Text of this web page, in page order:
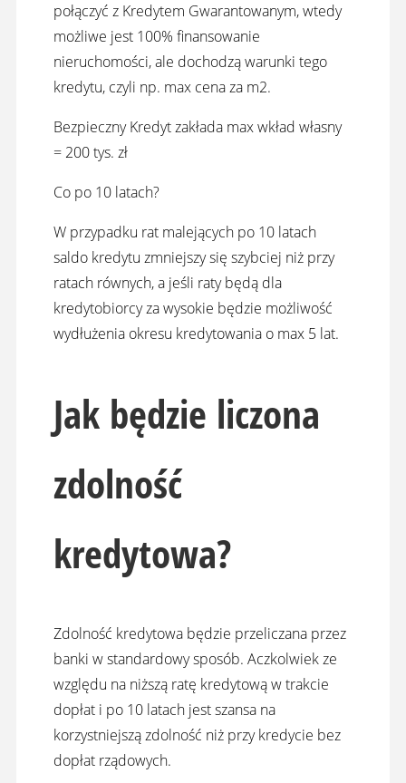
połączyć z Kredytem Gwarantowanym, wtedy
możliwe jest 100% finansowanie
nieruchomości, ale dochodzą warunki tego
kredytu, czyli np. max cena za m2.
Bezpieczny Kredyt zakłada max wkład własny
= 200 tys. zł
Co po 10 latach?
W przypadku rat malejących po 10 latach
saldo kredytu zmniejszy się szybciej niż przy
ratach równych, a jeśli raty będą dla
kredytobiorcy za wysokie będzie możliwość
wydłużenia okresu kredytowania o max 5 lat.
Jak będzie liczona
zdolność
kredytowa?
Zdolność kredytowa będzie przeliczana przez
banki w standardowy sposób. Aczkolwiek ze
względu na niższą ratę kredytową w trakcie
dopłat i po 10 latach jest szansa na
korzystniejszą zdolność niż przy kredycie bez
dopłat rządowych.